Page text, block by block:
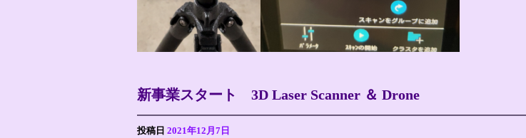
新事業スタート 3D Laser Scanner ＆ Drone
投稿日 2021年12月7日